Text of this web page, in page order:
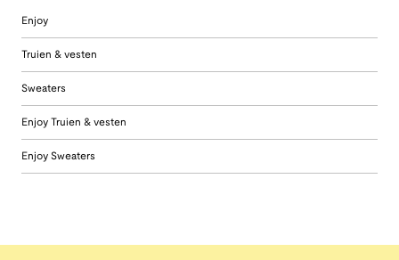
Enjoy
Truien & vesten
Sweaters
Enjoy Truien & vesten
Enjoy Sweaters